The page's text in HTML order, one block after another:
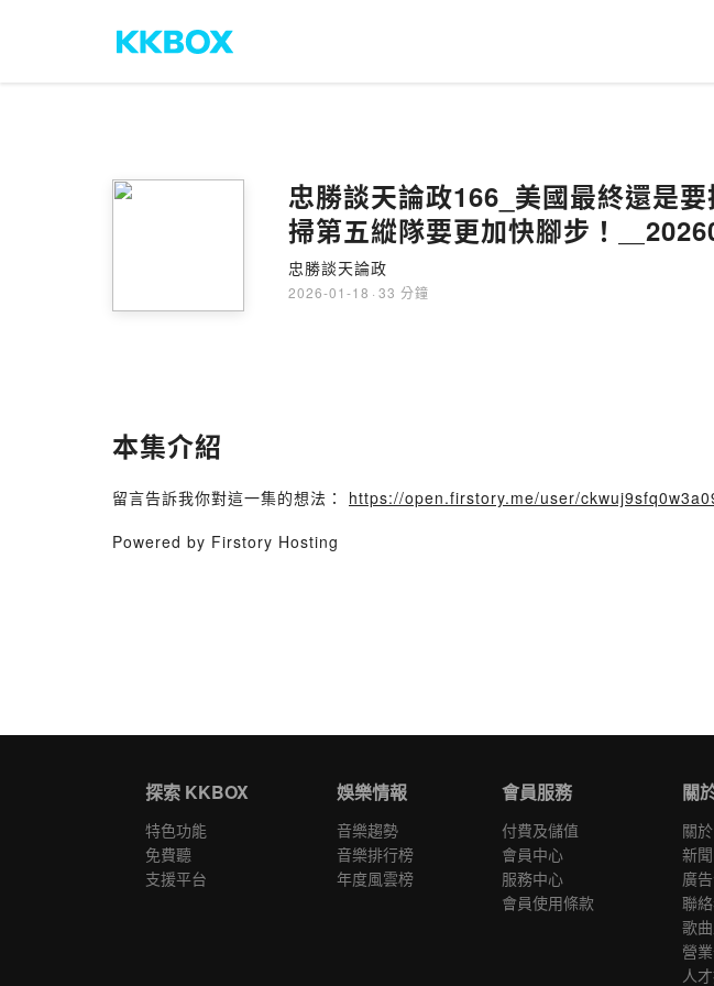
忠勝談天論政166_美國最終還是
掃第五縱隊要更加快腳步！＿
忠勝談天論政
2026-01-18 · 33 分鐘
本集介紹
留言告訴我你對這一集的想法： https://open.firstory.me/user/
Powered by Firstory Hosting
探索 KKBOX
特色功能
免費聽
支援平台
娛樂情報
音樂趨勢
音樂排行榜
年度風雲榜
會員服務
付費及儲值
會員中心
服務中心
會員使用條款
關
關
新
廣
聯
歌
營
人